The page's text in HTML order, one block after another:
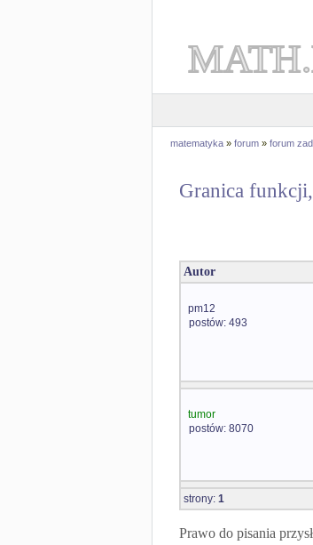
matematyka » forum » forum
Granica
Autor
pm12
postów: 493
tumor
postów: 8070
strony: 1
Prawo do pisania